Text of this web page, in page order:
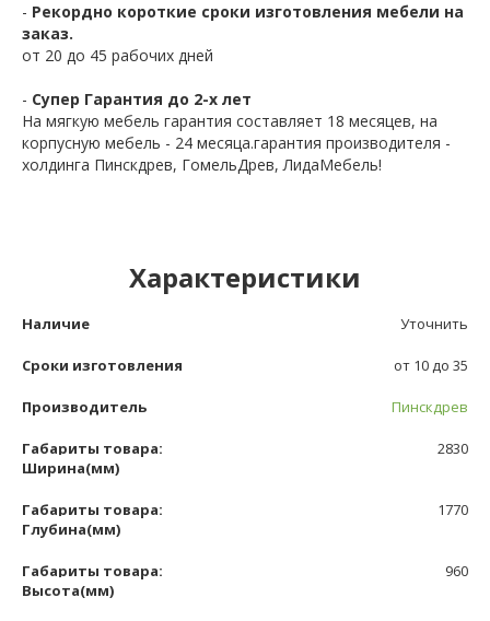
- Рекордно короткие сроки изготовления мебели на
заказ.
от 20 до 45 рабочих дней
- Супер Гарантия до 2-х лет
На мягкую мебель гарантия составляет 18 месяцев, на
корпусную мебель - 24 месяца.гарантия производителя -
холдинга Пинскдрев, ГомельДрев, ЛидаМебель!
Характеристики
Наличие Уточнить
Сроки изготовления от 10 до 35
Производитель Пинскдрев
Габариты товара:
Ширина(мм)
2830
Габариты товара:
Глубина(мм)
1770
Габариты товара:
Высота(мм)
960